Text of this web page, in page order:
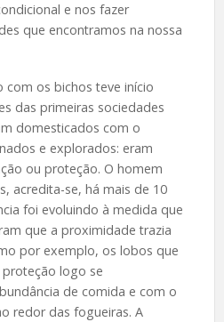
e nos fazer
que encontramos na nossa
com os bichos teve início
das primeiras sociedades
domesticados com o
e explorados: eram
ou proteção. O homem
acredita-se, há mais de 10
foi evoluindo à medida que
que a proximidade trazia
por exemplo, os lobos que
logo se
de comida e com o
redor das fogueiras. A